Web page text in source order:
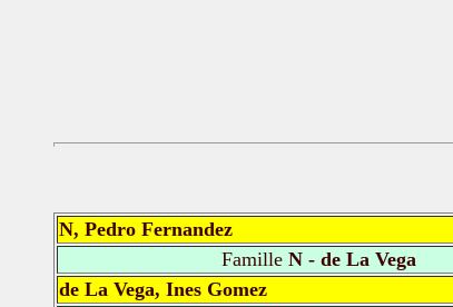
N, Pedro Fernandez
Famille N - de La Vega
de La Vega, Ines Gomez